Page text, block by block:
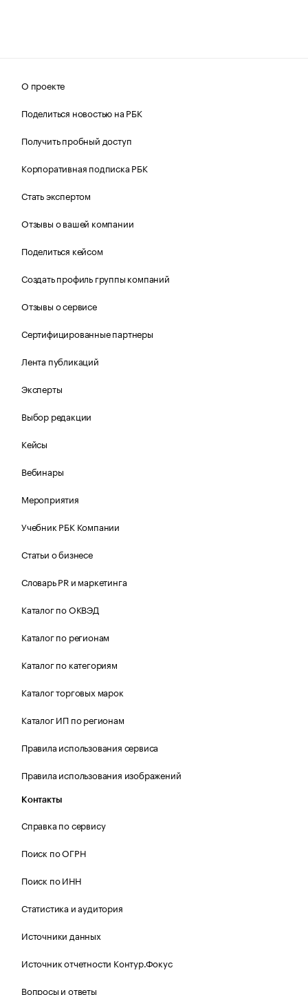
О проекте
Поделиться новостью на РБК
Получить пробный доступ
Корпоративная подписка РБК
Стать экспертом
Отзывы о вашей компании
Поделиться кейсом
Создать профиль группы компаний
Отзывы о сервисе
Сертифицированные партнеры
Лента публикаций
Эксперты
Выбор редакции
Кейсы
Вебинары
Мероприятия
Учебник РБК Компании
Статьи о бизнесе
Словарь PR и маркетинга
Каталог по ОКВЭД
Каталог по регионам
Каталог по категориям
Каталог торговых марок
Каталог ИП по регионам
Правила использования сервиса
Правила использования изображений
Контакты
Справка по сервису
Поиск по ОГРН
Поиск по ИНН
Статистика и аудитория
Источники данных
Источник отчетности Контур.Фокус
Вопросы и ответы